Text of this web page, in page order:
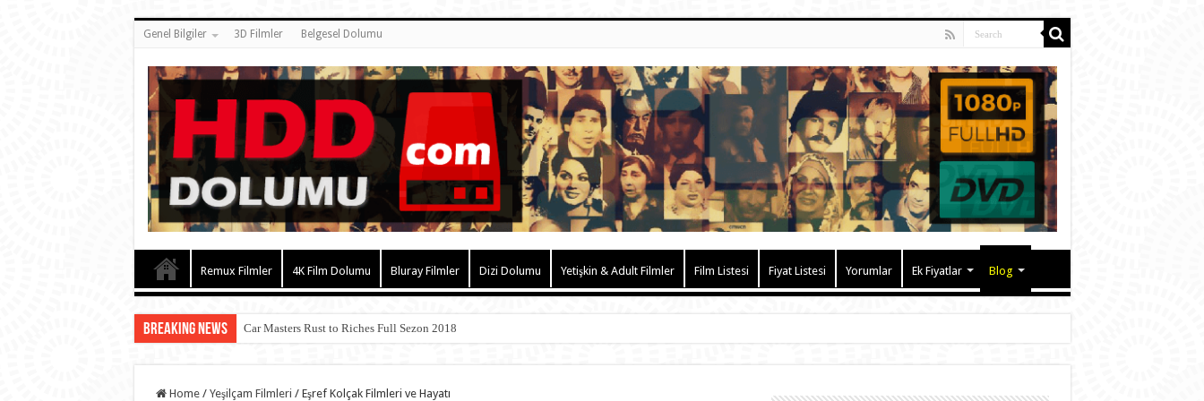
Genel Bilgiler 3D Filmler Belgesel Dolumu
Remux Filmler 4K Film Dolumu Bluray Filmler Dizi Dolumu Yetişkin & Adult Filmler Film Listesi Fiyat Listesi Yorumlar Ek Fiyatlar Blog
Breaking News Car Masters Rust to Riches Full Sezon 2018
Home / Yeşilçam Filmleri / Eşref Kolçak Filmleri ve Hayatı